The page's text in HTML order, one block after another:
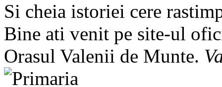
Si cheia istoriei cere
Bine ati venit pe site-ul
Orasul Valenii de Munte.